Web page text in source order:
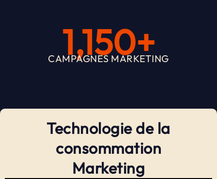
1,150+
CAMPAGNES MARKETING
Technologie de la
consommation
Marketing